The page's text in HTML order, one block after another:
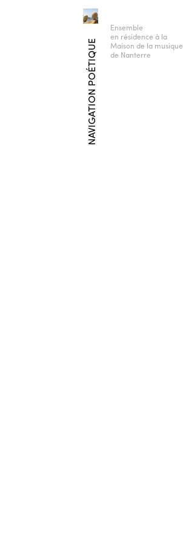
NAVIGATION POÉTIQUE
Ensemble
en résidence à la
Maison de la musique
de Nanterre